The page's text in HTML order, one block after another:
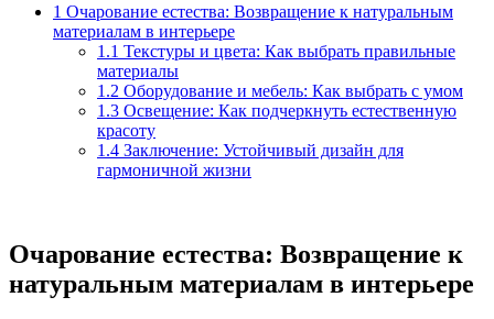
1 Очарование естества: Возвращение к натуральным
материалам в интерьере
1.1 Текстуры и цвета: Как выбрать правильные
материалы
1.2 Оборудование и мебель: Как выбрать с умом
1.3 Освещение: Как подчеркнуть естественную
красоту
1.4 Заключение: Устойчивый дизайн для
гармоничной жизни
Очарование естества: Возвращение к
натуральным материалам в интерьере